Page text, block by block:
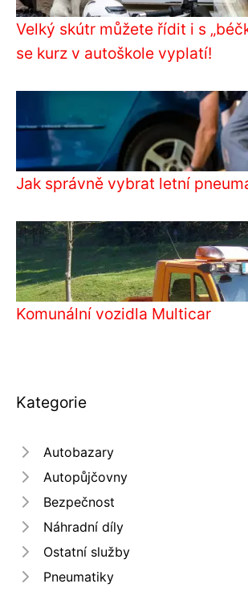
Velký skútr můžete řídit i s
se kurz v autoškole vyplatí!
Jak správně vybrat letní
Komunální vozidla Multicar
Kategorie
Autobazary
Autopůjčovny
Bezpečnost
Náhradní díly
Ostatní služby
Pneumatiky